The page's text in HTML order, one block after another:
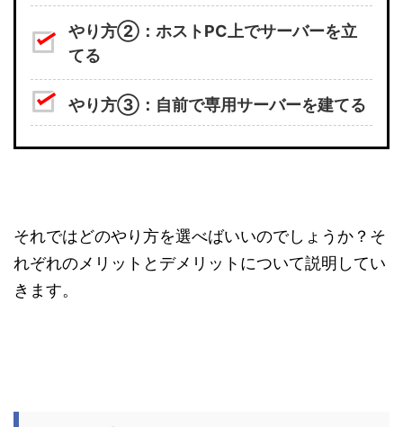
やり方②：ホストPC上でサーバーを立
てる
やり方③：自前で専用サーバーを建てる
それではどのやり方を選べばいいのでしょうか？そ
れぞれのメリットとデメリットについて説明してい
きます。